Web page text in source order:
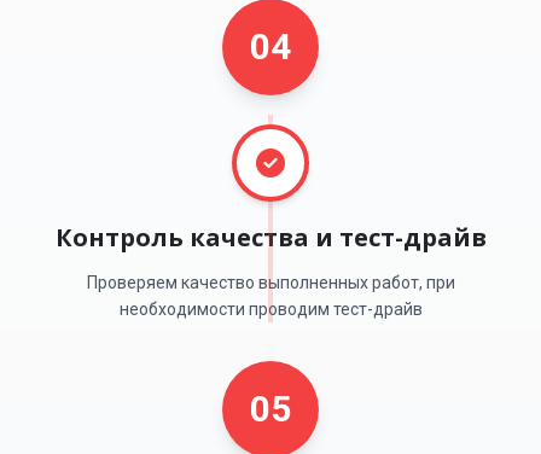
04
Контроль качества и тест-драйв
Проверяем качество выполненных работ, при
необходимости проводим тест-драйв
05